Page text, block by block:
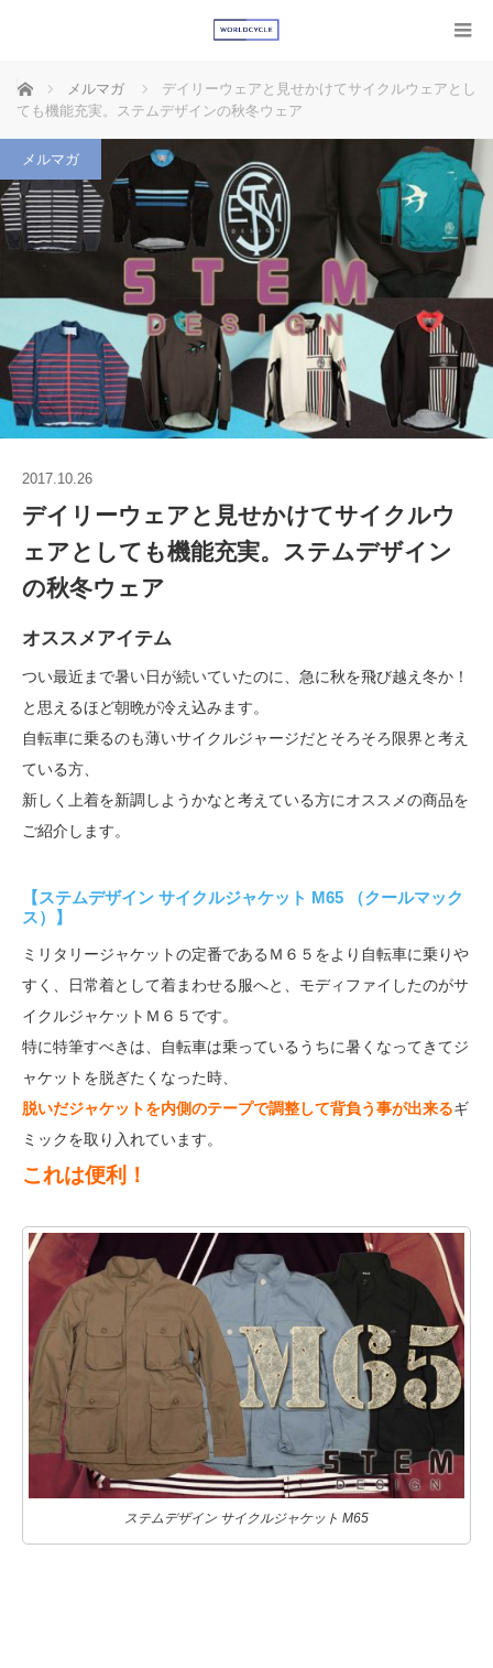
ホーム メルマガ
デイリーウェアと見せかけてサイクルウェアとし
ても機能充実。ステムデザインの秋冬ウェア
メルマガ
2017.10.26
デイリーウェアと見せかけてサイクルウ
ェアとしても機能充実。ステムデザイン
の秋冬ウェア
オススメアイテム
つい最近まで暑い日が続いていたのに、急に秋を飛び越え冬か！
と思えるほど朝晩が冷え込みます。
自転車に乗るのも薄いサイクルジャージだとそろそろ限界と考え
ている方、
新しく上着を新調しようかなと考えている方にオススメの商品を
ご紹介します。
【ステムデザイン サイクルジャケット M65 （クールマック
ス）】
ミリタリージャケットの定番であるＭ６５をより自転車に乗りや
すく、日常着として着まわせる服へと、モディファイしたのがサ
イクルジャケットＭ６５です。
特に特筆すべきは、自転車は乗っているうちに暑くなってきてジ
ャケットを脱ぎたくなった時、
脱いだジャケットを内側のテープで調整して背負う事が出来るギ
ミックを取り入れています。
これは便利！
ステムデザイン サイクルジャケット M65